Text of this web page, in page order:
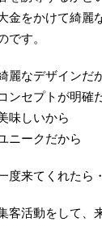
金をかけて綺麗
です。
麗なデザインだ
ンセプトが明確
味しいから
ニークだから
度来てくれたら
客活動をして、